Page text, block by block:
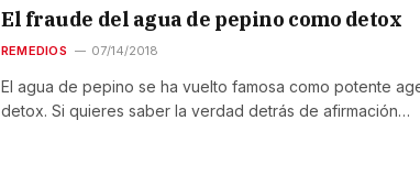
El fraude del agua de pepino como detox
REMEDIOS 07/14/2018
El agua de pepino se ha vuelto famosa como potente
detox. Si quieres saber la verdad detrás de afirmación…